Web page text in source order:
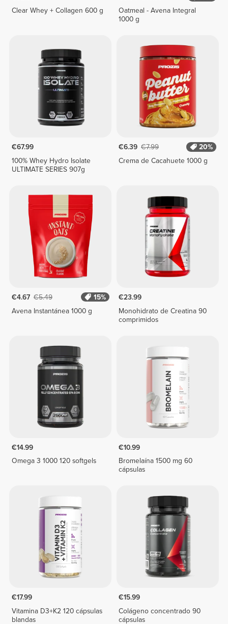
Clear Whey + Collagen 600 g
Oatmeal - Avena Integral
1000 g
€67.99
100% Whey Hydro Isolate
ULTIMATE SERIES 907g
€6.39 €7.99
20%
Crema de Cacahuete 1000 g
€4.67 €5.49
15%
Avena Instantánea 1000 g
€23.99
Monohidrato de Creatina 90
comprimidos
€14.99
Omega 3 1000 120 softgels
€10.99
Bromelaína 1500 mg 60
cápsulas
€17.99
Vitamina D3+K2 120 cápsulas
blandas
€15.99
Colágeno concentrado 90
cápsulas